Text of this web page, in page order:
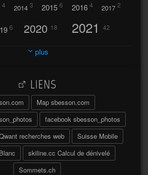
4 2014 3 2015 6 2016 4 2017 2
6 2020 18 2021 42
2023 32
2026
l'hublot 17 Abländschen 3
2004 64 Adelboden 2
Adonis 6
du Sud 2019
plus
LIENS
Map sbesson.com
facebook sbesson_photos
recherches web
Suisse Mobile
skiline.cc Calcul de dénivelé
Sommets.ch